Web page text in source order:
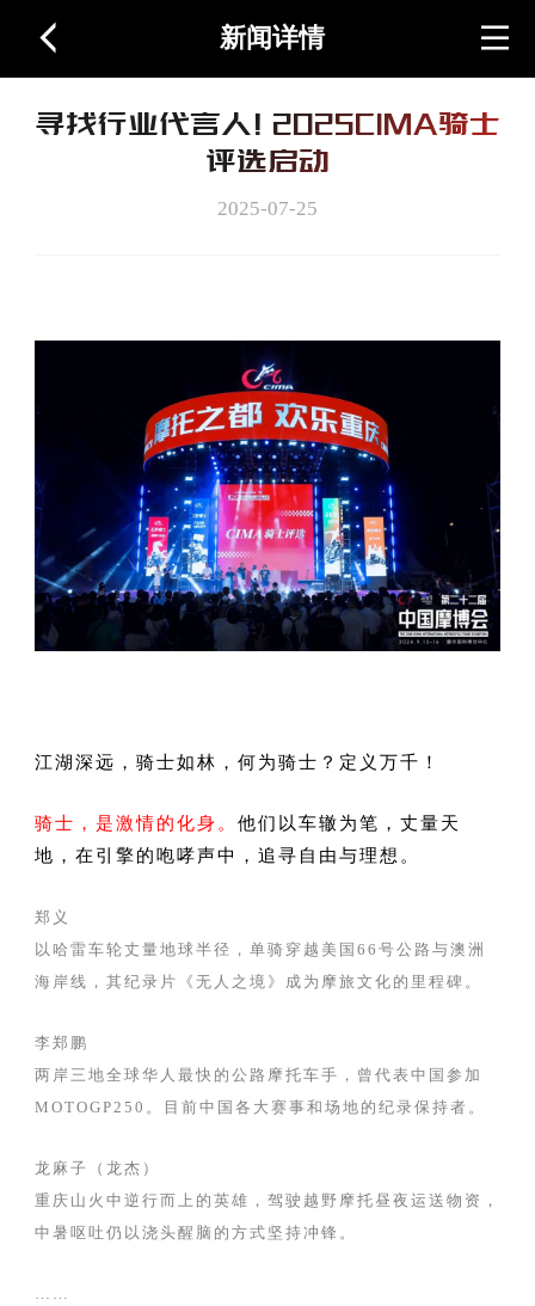
新闻详情
首页
周边产品
中文 English Español
寻找行业代言人！2025CIMA骑士
评选启动
2025-07-25
江湖深远，骑士如林，何为骑士？定义万千！
骑士，是激情的化身。 他们以车辙为笔，丈量天
地，在引擎的咆哮声中，追寻自由与理想。
郑义
以哈雷车轮丈量地球半径，单骑穿越美国66号公路与澳洲
海岸线，其纪录片《无人之境》成为摩旅文化的里程碑。
李郑鹏
两岸三地全球华人最快的公路摩托车手，曾代表中国参加
MOTOGP250。目前中国各大赛事和场地的纪录保持者。
龙麻子（龙杰）
重庆山火中逆行而上的英雄，驾驶越野摩托昼夜运送物资，
中暑呕吐仍以浇头醒脑的方式坚持冲锋。
……